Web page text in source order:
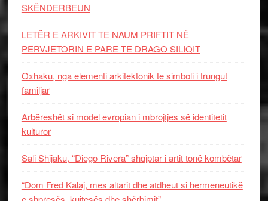
SKËNDERBEUN
LETËR E ARKIVIT TE NAUM PRIFTIT NË
PERVJETORIN E PARE TE DRAGO SILIQIT
Oxhaku, nga elementi arkitektonik te simboli i trungut
familjar
Arbëreshët si model evropian i mbrojtjes së identitetit
kulturor
Sali Shijaku, “Diego Rivera” shqiptar i artit tonë kombëtar
“Dom Fred Kalaj, mes altarit dhe atdheut si hermeneutikë